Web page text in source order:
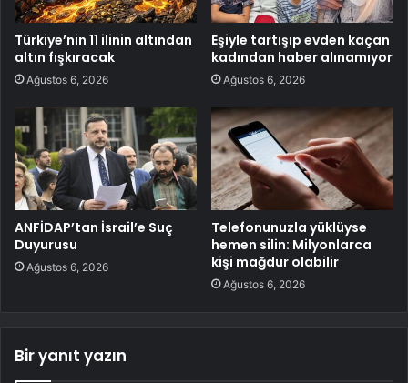
Türkiye’nin 11 ilinin altından
altın fışkıracak
Ağustos 6, 2026
Eşiyle tartışıp evden kaçan
kadından haber alınamıyor
Ağustos 6, 2026
ANFİDAP’tan İsrail’e Suç
Duyurusu
Ağustos 6, 2026
Telefonunuzla yüklüyse
hemen silin: Milyonlarca
kişi mağdur olabilir
Ağustos 6, 2026
Bir yanıt yazın